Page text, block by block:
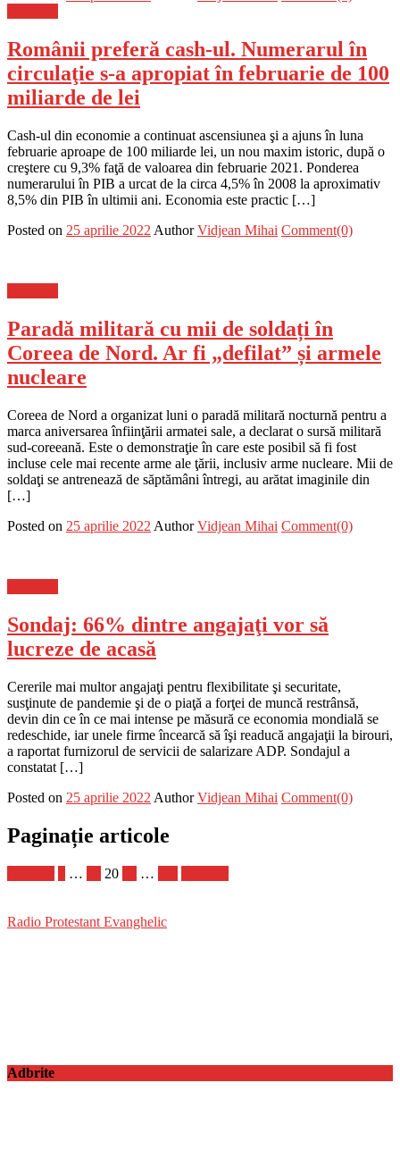
Românii preferă cash-ul. Numerarul în
circulaţie s-a apropiat în februarie de 100
miliarde de lei
Cash-ul din economie a continuat ascensiunea şi a ajuns în luna
februarie aproape de 100 miliarde lei, un nou maxim istoric, după o
creştere cu 9,3% faţă de valoarea din februarie 2021. Ponderea
numerarului în PIB a urcat de la circa 4,5% în 2008 la aproximativ
8,5% din PIB în ultimii ani. Economia este practic […]
Posted on 25 aprilie 2022 Author Vidjean Mihai Comment(0)
Paradă militară cu mii de soldați în
Coreea de Nord. Ar fi „defilat” și armele
nucleare
Coreea de Nord a organizat luni o paradă militară nocturnă pentru a
marca aniversarea înfiinţării armatei sale, a declarat o sursă militară
sud-coreeană. Este o demonstraţie în care este posibil să fi fost
incluse cele mai recente arme ale ţării, inclusiv arme nucleare. Mii de
soldaţi se antrenează de săptămâni întregi, au arătat imaginile din
[…]
Posted on 25 aprilie 2022 Author Vidjean Mihai Comment(0)
Sondaj: 66% dintre angajaţi vor să
lucreze de acasă
Cererile mai multor angajaţi pentru flexibilitate şi securitate,
susţinute de pandemie şi de o piaţă a forţei de muncă restrânsă,
devin din ce în ce mai intense pe măsură ce economia mondială se
redeschide, iar unele firme încearcă să îşi readucă angajaţii la birouri,
a raportat furnizorul de servicii de salarizare ADP. Sondajul a
constatat […]
Posted on 25 aprilie 2022 Author Vidjean Mihai Comment(0)
Paginație articole
… 20 …
Radio Protestant Evanghelic
Adbrite